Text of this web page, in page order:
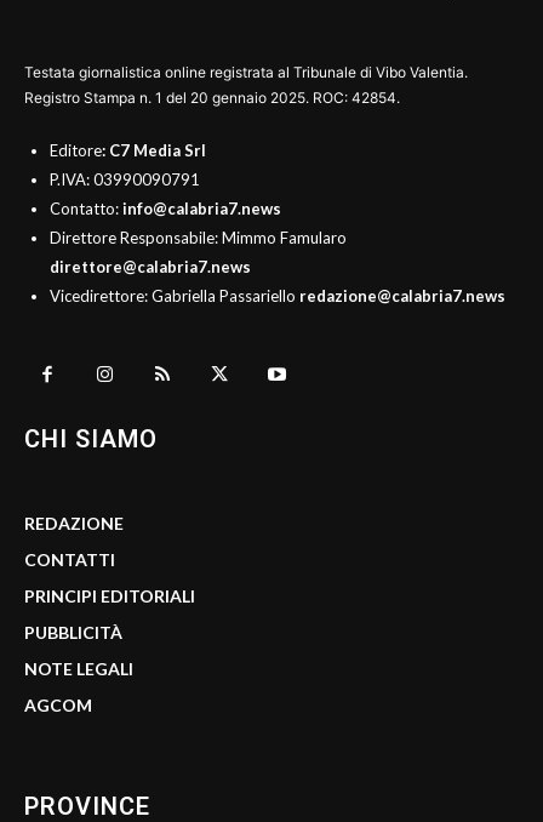
Testata giornalistica online registrata al Tribunale di Vibo Valentia.
Registro Stampa n. 1 del 20 gennaio 2025. ROC: 42854.
Editore: C7 Media Srl
P.IVA: 03990090791
Contatto:info@calabria7.news
Direttore Responsabile: Mimmo Famularo
direttore@calabria7.news
Vicedirettore: Gabriella Passariello redazione@calabria7.news
CHI SIAMO
REDAZIONE
CONTATTI
PRINCIPI EDITORIALI
PUBBLICITÀ
NOTE LEGALI
AGCOM
PROVINCE